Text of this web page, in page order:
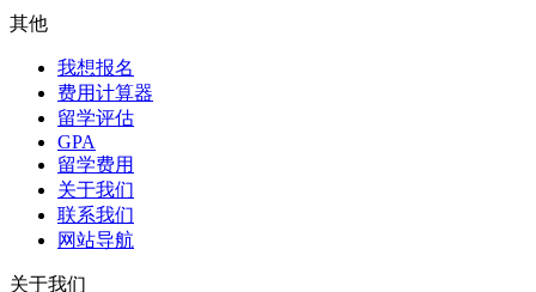
其他
我想报名
费用计算器
留学评估
GPA
留学费用
关于我们
联系我们
网站导航
关于我们